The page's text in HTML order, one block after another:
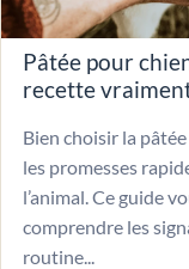
Pâtée pour
recette
Bien choisir la
les promesses
l’animal. Ce guide
comprendre les
routine...